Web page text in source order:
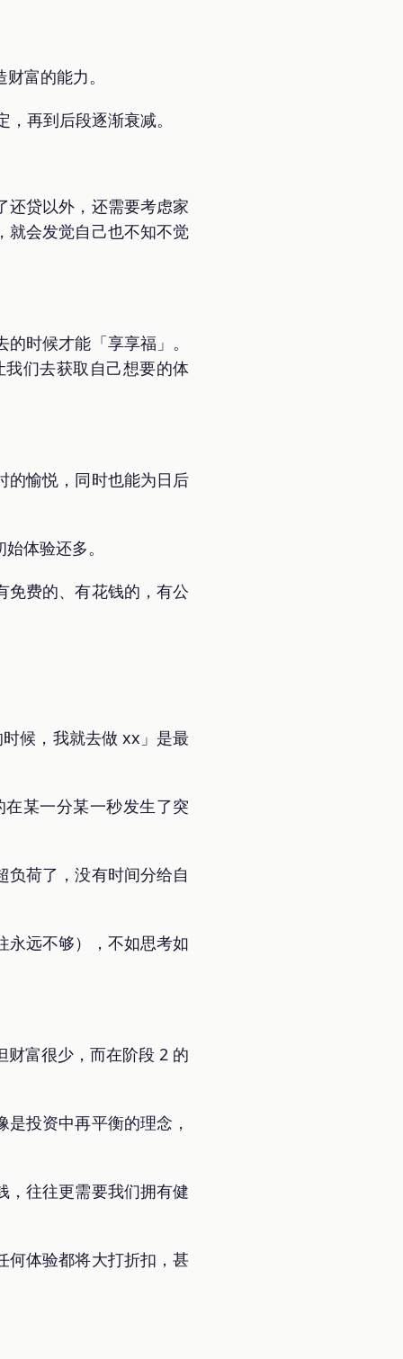
富的能力。
再到后段逐渐衰减。
还贷以外，还需要考虑家
就会发觉自己也不知不觉
时候才能「享享福」。
们去获取自己想要的体
的愉悦，同时也能为日后
体验还多。
免费的、有花钱的，有公
候，我就去做 xx」是最
某一分某一秒发生了突
负荷了，没有时间分给自
永远不够），不如思考如
财富很少，而在阶段 2 的
投资中再平衡的理念，
，往往更需要我们拥有健
何体验都将大打折扣，甚